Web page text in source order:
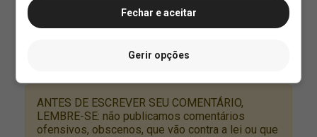
Fechar e aceitar
Gerir opções